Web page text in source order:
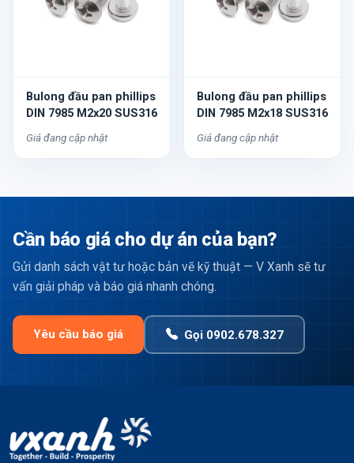
Bulong đầu pan phillips
DIN 7985 M2x20 SUS316
Giá đang cập nhật
Bulong đầu pan phillips
DIN 7985 M2x18 SUS316
Giá đang cập nhật
Cần báo giá cho dự án của bạn?
Gửi danh sách vật tư hoặc bản vẽ kỹ thuật — V Xanh sẽ tư
vấn giải pháp và báo giá nhanh chóng.
Yêu cầu báo giá Gọi 0902.678.327